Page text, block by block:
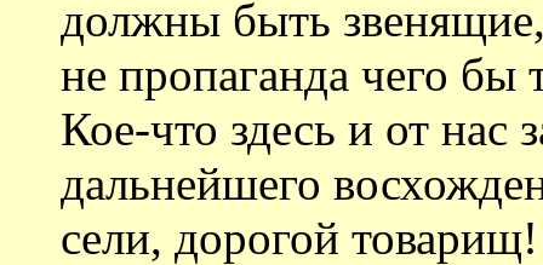
должны быть
не пропаганда чего
Кое-что здесь и от нас
дальнейшего
сели, дорогой товарищ!